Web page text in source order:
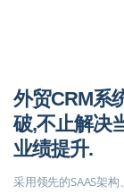
外贸CRM系
破,不止解决
业绩提升.
采用领先的SAAS架